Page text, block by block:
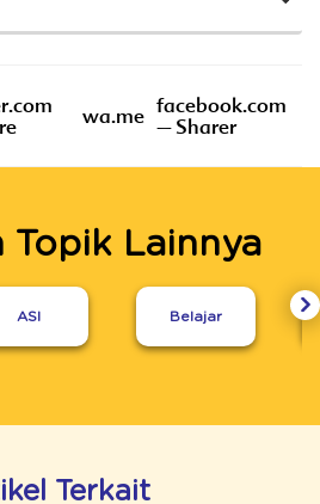
wa.me facebook.com
– Sharer
Topik Lainnya
ASI Belajar
Terkait